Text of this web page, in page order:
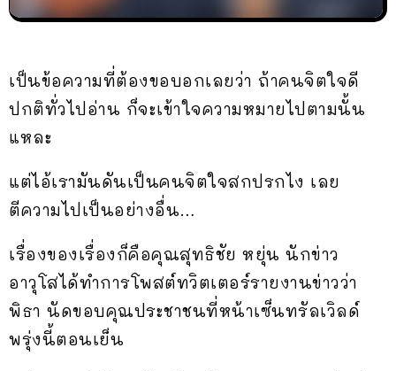
เป็นข้อความที่ต้องขอบอกเลยว่า ถ้าคนจิตใจดี
ปกติทั่วไปอ่าน ก็จะเข้าใจความหมายไปตามนั้น
แหละ
แต่ไอ้เรามันดันเป็นคนจิตใจสกปรกไง เลย
ตีความไปเป็นอย่างอื่น…
เรื่องของเรื่องก็คือคุณสุทธิชัย หยุ่น นักข่าว
อาวุโสได้ทำการโพสต์ทวิตเตอร์รายงานข่าวว่า
พิธา นัดขอบคุณประชาชนที่หน้าเซ็นทรัลเวิลด์
พรุ่งนี้ตอนเย็น